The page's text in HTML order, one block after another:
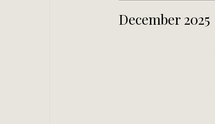
December 2025